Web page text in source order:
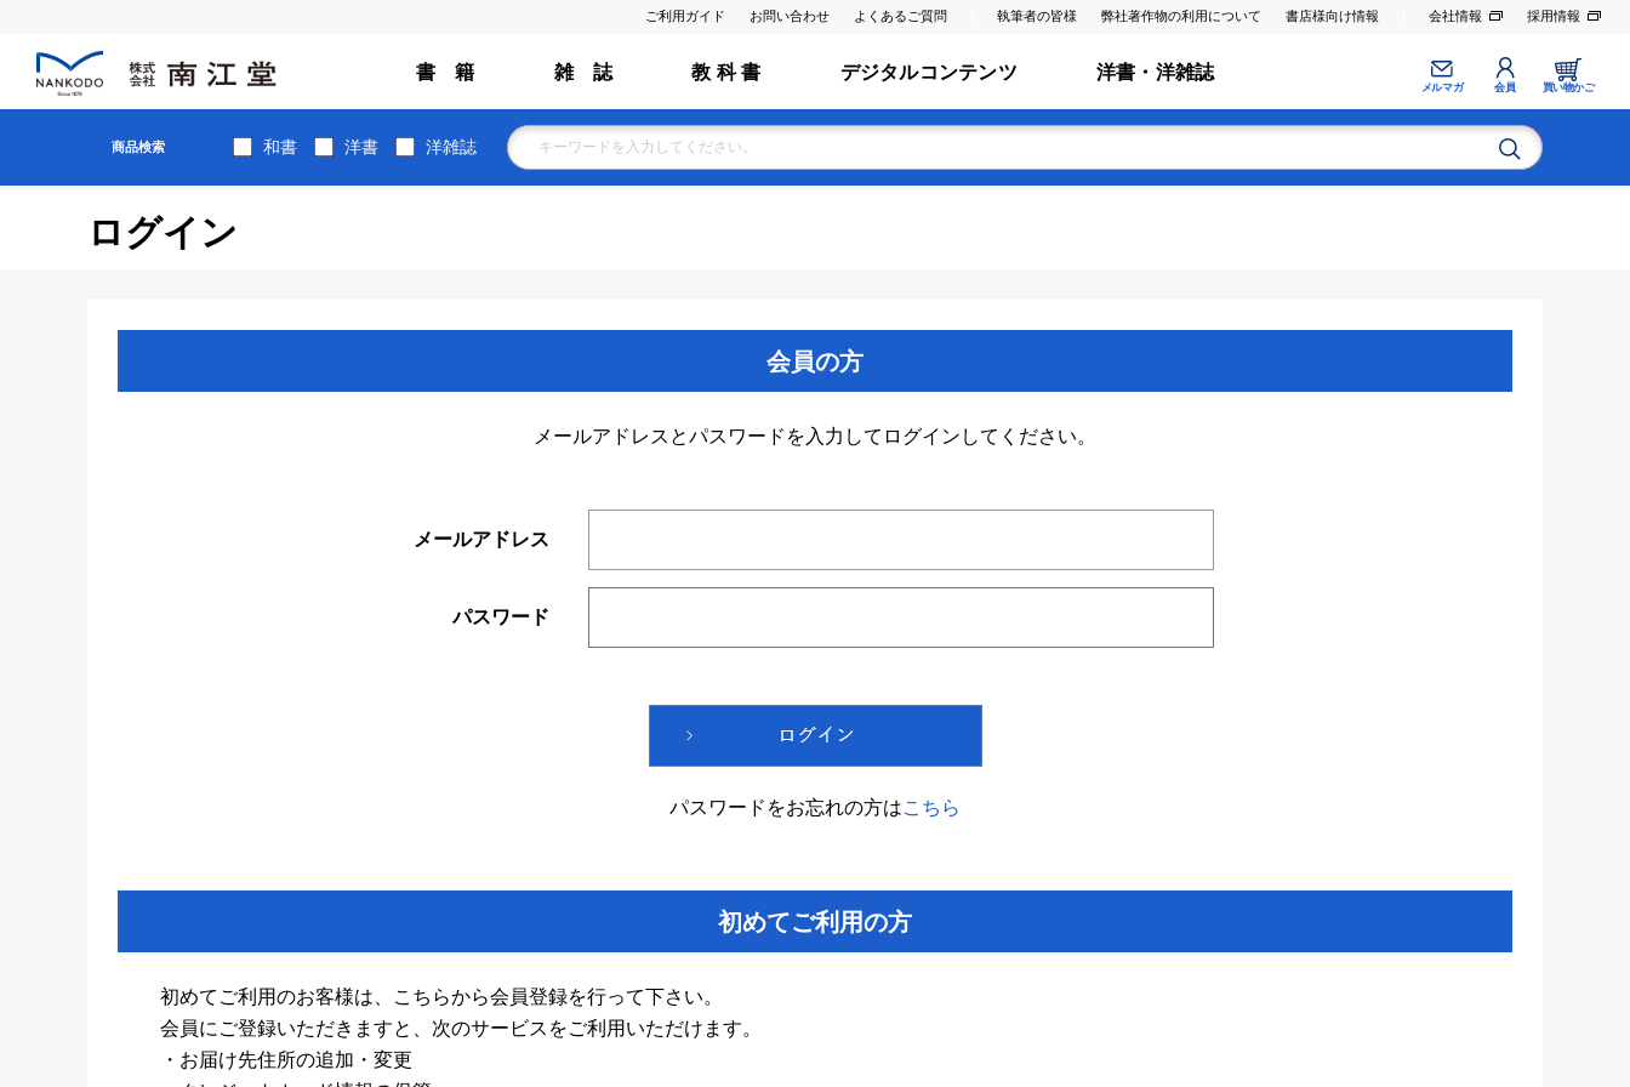
ご利用ガイド お問い合わせ よくあるご質問 執筆者の皆様 弊社著作物の利用について 書店様向け情報 会社情報 採用情報
書 籍 雑 誌 教 科 書 デジタルコンテンツ 洋書・洋雑誌
メルマガ 会員 買い物かご
商品検索 和書 洋書 洋雑誌
ログイン
会員の方
メールアドレスとパスワードを入力してログインしてください。
メールアドレス
パスワード
パスワードをお忘れの方はこちら
初めてご利用の方
初めてご利用のお客様は、こちらから会員登録を行って下さい。
会員にご登録いただきますと、次のサービスをご利用いただけます。
・お届け先住所の追加・変更